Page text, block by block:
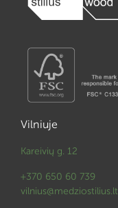
Vilniuje
Kareivių g. 12
+370 650 60 739
vilnius@medziostilius.lt